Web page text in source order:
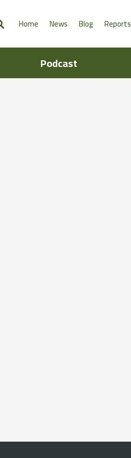
Home News Blog Reports
Podcast